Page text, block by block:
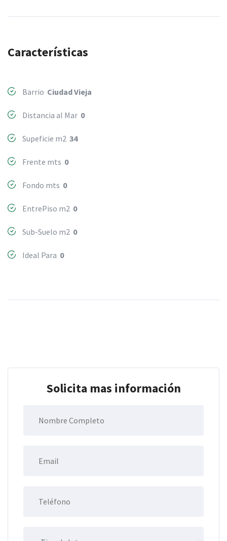
Características
Barrio Ciudad Vieja
Distancia al Mar 0
Supeficie m2 34
Frente mts 0
Fondo mts 0
EntrePiso m2 0
Sub-Suelo m2 0
Ideal Para 0
Solicita mas información